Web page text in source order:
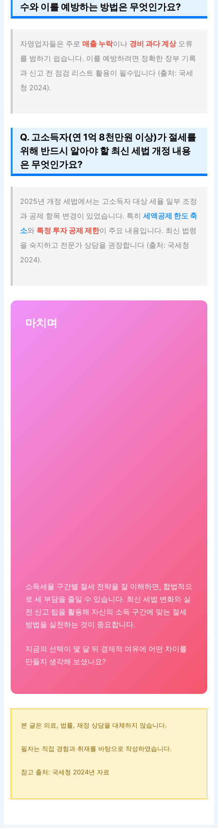
수와 이를 예방하는 방법은 무엇인가요?
자영업자들은 주로 매출 누락이나 경비 과다 계상오류
를 범하기 쉽습니다. 이를 예방하려면 정확한 장부 기록
과 신고 전 점검 리스트 활용이 필수입니다 (출처: 국세
청 2024).
Q. 고소득자(연 1억 8천만원 이상)가 절세를
위해 반드시 알아야 할 최신 세법 개정 내용
은 무엇인가요?
2025년 개정 세법에서는 고소득자 대상 세율 일부 조정
과 공제 항목 변경이 있었습니다. 특히세액공제 한도 축
소와 특정 투자 공제 제한이 주요 내용입니다. 최신 법령
을 숙지하고 전문가 상담을 권장합니다 (출처: 국세청
2024).
마치며
소득세율 구간별 절세 전략을 잘 이해하면, 합법적으
로 세 부담을 줄일 수 있습니다. 최신 세법 변화와 실
전 신고 팁을 활용해 자신의 소득 구간에 맞는 절세
방법을 실천하는 것이 중요합니다.
지금의 선택이 몇 달 뒤 경제적 여유에 어떤 차이를
만들지 생각해 보셨나요?
본 글은 의료, 법률, 재정 상담을 대체하지 않습니다.
필자는 직접 경험과 취재를 바탕으로 작성하였습니다.
참고 출처: 국세청 2024년 자료